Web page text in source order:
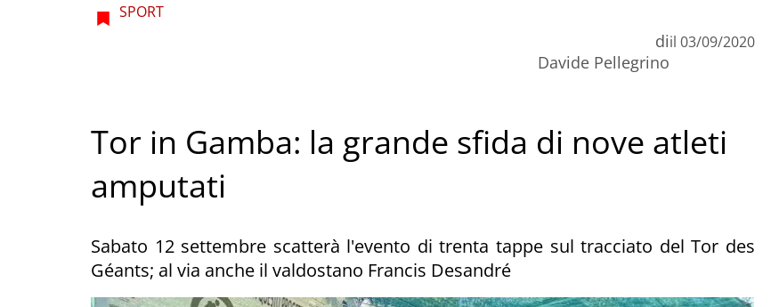
SPORT
di
Davide Pellegrino
il 03/09/2020
Tor in Gamba: la grande sfida di nove atleti
amputati
Sabato 12 settembre scatterà l'evento di trenta tappe sul tracciato del Tor des
Géants; al via anche il valdostano Francis Desandré